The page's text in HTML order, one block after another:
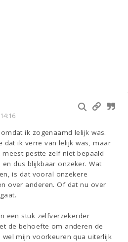
ik zogenaamd lelijk was.
dat ik verre van lelijk was, maar
pestte zelf niet bepaald
dus blijkbaar onzeker. Wat
is dat vooral onzekere
over anderen. Of dat nu over
een stuk zelfverzekerder
de behoefte om anderen de
wel mijn voorkeuren qua uiterlijk